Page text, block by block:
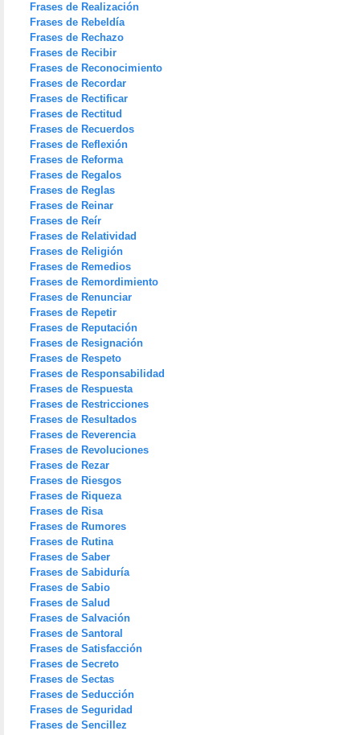
Frases de Realización
Frases de Rebeldía
Frases de Rechazo
Frases de Recibir
Frases de Reconocimiento
Frases de Recordar
Frases de Rectificar
Frases de Rectitud
Frases de Recuerdos
Frases de Reflexión
Frases de Reforma
Frases de Regalos
Frases de Reglas
Frases de Reinar
Frases de Reír
Frases de Relatividad
Frases de Religión
Frases de Remedios
Frases de Remordimiento
Frases de Renunciar
Frases de Repetir
Frases de Reputación
Frases de Resignación
Frases de Respeto
Frases de Responsabilidad
Frases de Respuesta
Frases de Restricciones
Frases de Resultados
Frases de Reverencia
Frases de Revoluciones
Frases de Rezar
Frases de Riesgos
Frases de Riqueza
Frases de Risa
Frases de Rumores
Frases de Rutina
Frases de Saber
Frases de Sabiduría
Frases de Sabio
Frases de Salud
Frases de Salvación
Frases de Santoral
Frases de Satisfacción
Frases de Secreto
Frases de Sectas
Frases de Seducción
Frases de Seguridad
Frases de Sencillez